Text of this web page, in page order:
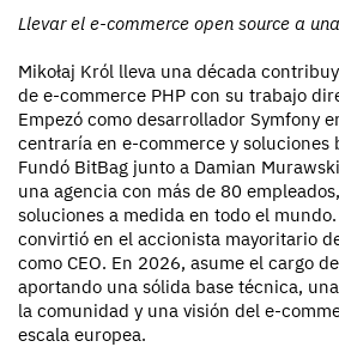
Llevar el e-commerce open source a
Mikołaj Król lleva una década
de e-commerce PHP con su trabajo
Empezó como desarrollador Symfony
centraría en e-commerce y soluciones
Fundó BitBag junto a Damian
una agencia con más de 80
soluciones a medida en todo el
convirtió en el accionista mayoritario
como CEO. En 2026, asume el cargo
aportando una sólida base técnica,
la comunidad y una visión del e-
escala europea.